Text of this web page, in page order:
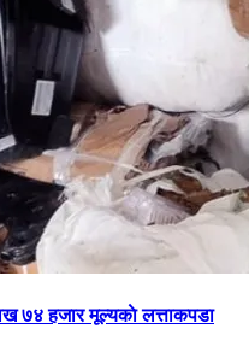
७४ हजार मूल्यकाे लत्ताकपडा